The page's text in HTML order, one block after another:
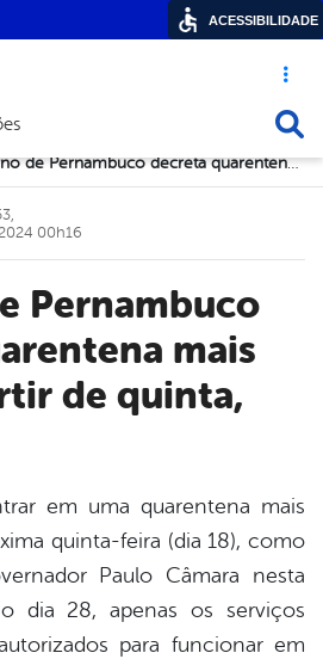
Acesso
navegação
Governo de Pernambuco decreta quarentena mais rígida a partir de quinta, 18/03
mais
de quinta,
00h16
em uma quarentena mais
quinta-feira (dia 18), como
Paulo Câmara nesta
dia 28, apenas os serviços
para funcionar em
ACESSIBILIDADE